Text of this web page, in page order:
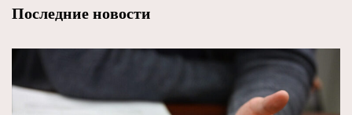
Последние новости